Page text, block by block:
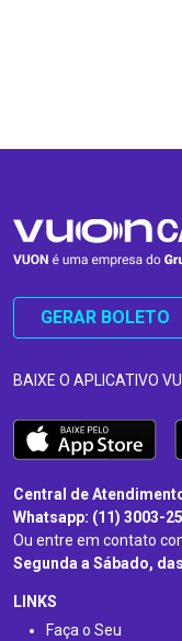
GERAR BOLETO
BAIXE O APLICATIVO
Central de
Whatsapp: (11) 3003-
Ou entre em contato
Segunda a Sábado,
LINKS
Faça o Seu